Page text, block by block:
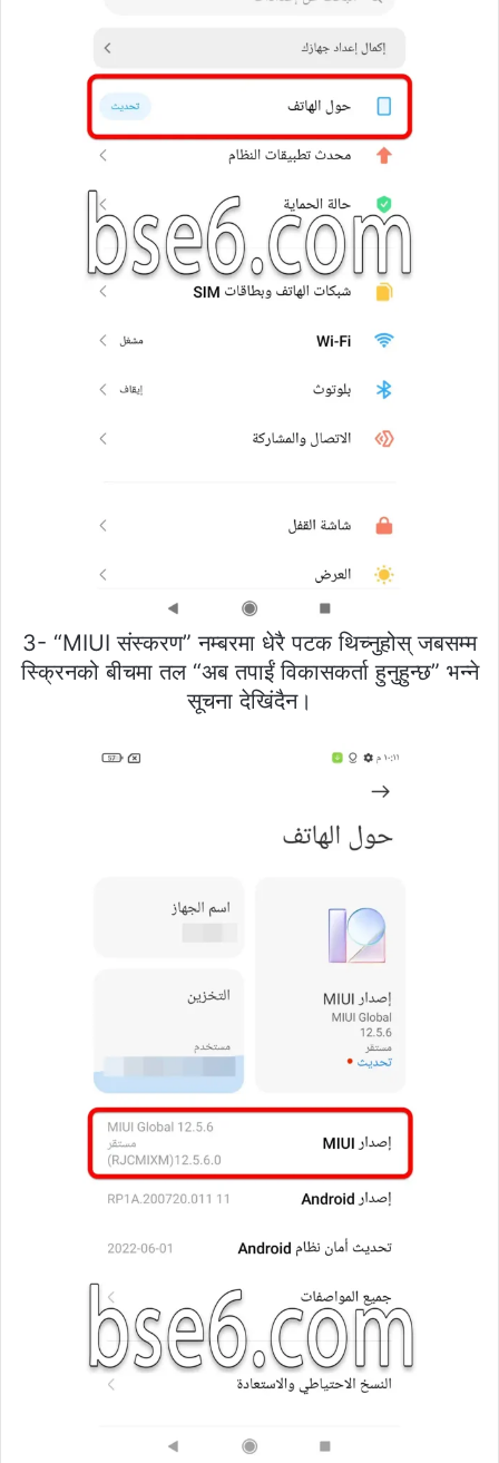
3- “MIUI संस्करण” नम्बरमा धेरै पटक थिच्नुहोस् जबसम्म
स्क्रिनको बीचमा तल “अब तपाईं विकासकर्ता हुनुहुन्छ” भन्ने
सूचना देखिंदैन।